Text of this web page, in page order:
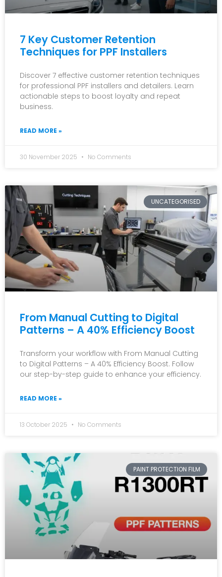
7 Key Customer Retention
Techniques for PPF Installers
Discover 7 effective customer retention techniques
for professional PPF installers and detailers. Learn
actionable steps to boost loyalty and repeat
business.
READ MORE »
30 November 2025 No Comments
UNCATEGORISED
From Manual Cutting to Digital
Patterns – A 40% Efficiency Boost
Transform your workflow with From Manual Cutting
to Digital Patterns – A 40% Efficiency Boost. Follow
our step-by-step guide to enhance your efficiency.
READ MORE »
13 October 2025 No Comments
PAINT PROTECTION FILM